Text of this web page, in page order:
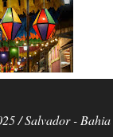
/ Salvador -